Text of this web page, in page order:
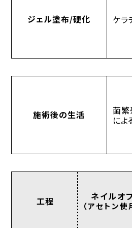
ジェル塗布/硬化 ケラ
施術後の生活
菌繁
によ
工程 ネイルオフ
（アセトン使